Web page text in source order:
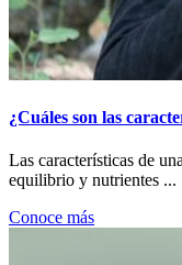
¿Cuáles son las
Las características de
equilibrio y nutrientes ...
Conoce más